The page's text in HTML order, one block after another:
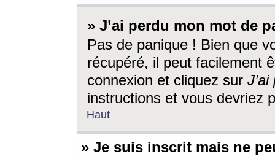
» J’ai perdu mon mot de
Pas de panique ! Bien que
récupéré, il peut facilement
connexion et cliquez sur
instructions et vous devriez
Haut
» Je suis inscrit mais ne